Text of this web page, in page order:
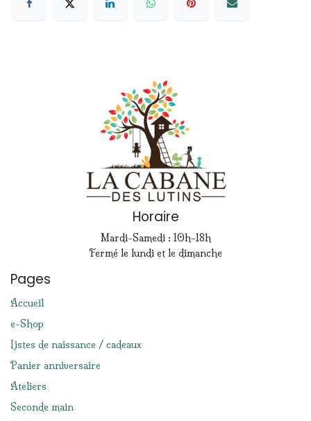
Horaire
Mardi-Samedi : 10h-18h
Fermé le lundi et le dimanche
Pages
Accueil
e-Shop
Listes de naissance / cadeaux
Panier anniversaire
Ateliers
Seconde main